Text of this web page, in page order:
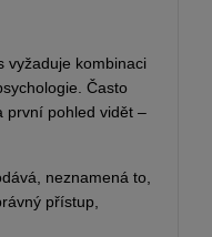
vyžaduje kombinaci
Často
první pohled vidět –
neznamená to,
přístup,